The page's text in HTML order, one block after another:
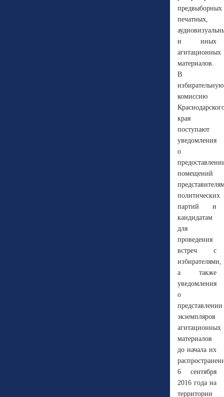
предвыборных
печатных,
и иных
агитационных
материалов.
В
избирательную
комиссию
края
поступают
уведомления
о
помещений
политических
партий и
кандидатам
для
проведения
встреч с
избирателями,
а также
уведомления
о
представлении
экземпляров
агитационных
материалов
до начала их
6 сентября
2016 года на
территории